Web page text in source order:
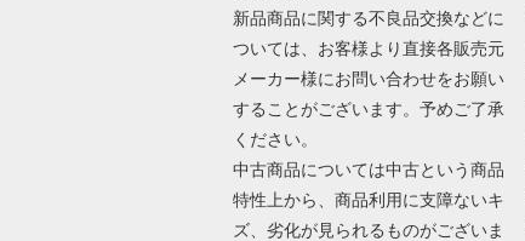
新品商品に関する不良品交換などに
ついては、お客様より直接各販売元
メーカー様にお問い合わせをお願い
することがございます。予めご了承
ください。
中古商品については中古という商品
特性上から、商品利用に支障ないキ
ズ、劣化が見られるものがございま